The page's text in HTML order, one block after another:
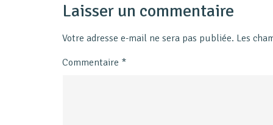
Laisser un commentaire
Votre adresse e-mail ne sera pas publiée. Les
Commentaire *